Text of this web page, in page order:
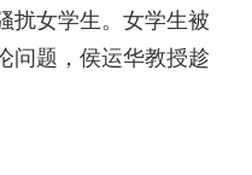
扰女学生。女学生被
问题，侯运华教授趁